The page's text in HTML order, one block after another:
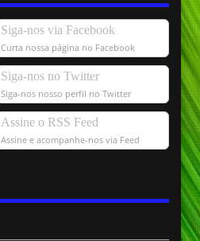
Siga-nos via Facebook
Curta nossa página no Facebook
Siga-nos no Twitter
Siga-nos nosso perfil no Twitter
Assine o RSS Feed
Assine e acompanhe-nos via Feed